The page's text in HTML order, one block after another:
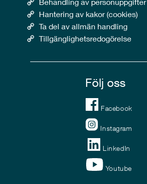
Hantering av kakor (cookies)
Ta del av allmän handling
Tillgänglighetsredogörelse
Följ oss
Facebook
Instagram
LinkedIn
Youtube